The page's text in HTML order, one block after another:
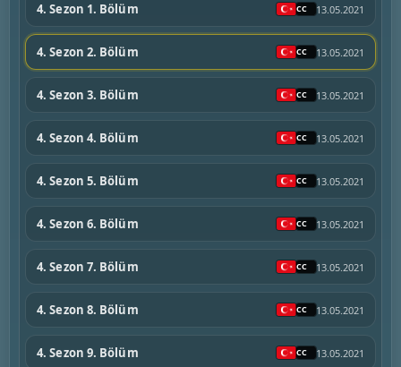
4. Sezon 1. Bölüm 13.05.2021
4. Sezon 2. Bölüm 13.05.2021
4. Sezon 3. Bölüm 13.05.2021
4. Sezon 4. Bölüm 13.05.2021
4. Sezon 5. Bölüm 13.05.2021
4. Sezon 6. Bölüm 13.05.2021
4. Sezon 7. Bölüm 13.05.2021
4. Sezon 8. Bölüm 13.05.2021
4. Sezon 9. Bölüm 13.05.2021